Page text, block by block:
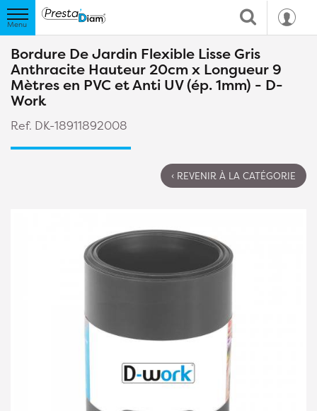
Bordure De Jardin Flexible Lisse Gris
Anthracite Hauteur 20cm x Longueur 9
Mètres en PVC et Anti UV (ép. 1mm) - D-
Work
Ref. DK-18911892008
‹ REVENIR À LA CATÉGORIE